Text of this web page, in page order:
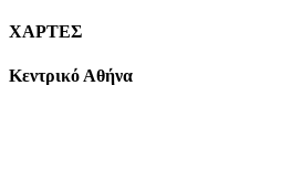
ΧΑΡΤΕΣ
Κεντρικό Αθήνα